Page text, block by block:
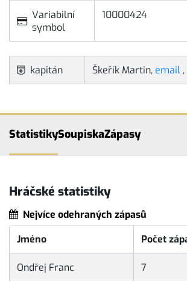
Variabilní
symbol
10000424
kapitán Škeřík Martin, email ,
StatistikySoupiskaZápasy
Hráčské statistiky
Nejvíce odehraných zápasů
Jméno
Počet
Ondřej Franc 7